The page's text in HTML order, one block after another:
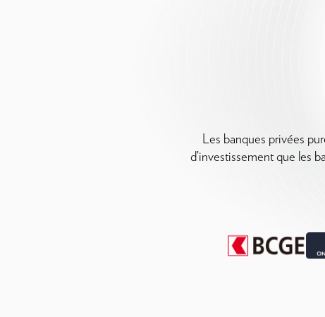
Les banques privées
d’investissement que les